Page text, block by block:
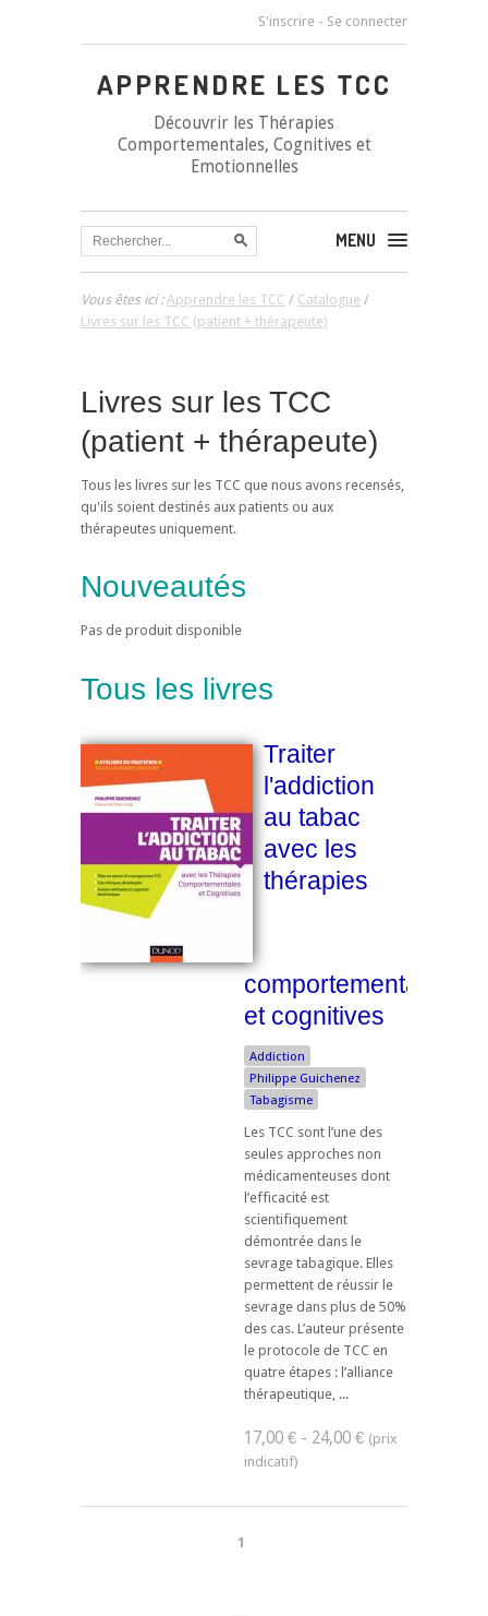
S'inscrire - Se connecter
APPRENDRE LES TCC
Découvrir les Thérapies
Comportementales, Cognitives et
Emotionnelles
MENU
Vous êtes ici :Apprendre les TCC / Catalogue /
Livres sur les TCC (patient + thérapeute)
Livres sur les TCC
(patient + thérapeute)
Tous les livres sur les TCC que nous avons recensés,
qu'ils soient destinés aux patients ou aux
thérapeutes uniquement.
Nouveautés
Pas de produit disponible
Tous les livres
Traiter
l'addiction
au tabac
avec les
thérapies
comportementales
et cognitives
Addiction
Philippe Guichenez
Tabagisme
Les TCC sont l’une des
seules approches non
médicamenteuses dont
l’efficacité est
scientifiquement
démontrée dans le
sevrage tabagique. Elles
permettent de réussir le
sevrage dans plus de 50%
des cas. L’auteur présente
le protocole de TCC en
quatre étapes : l’alliance
thérapeutique, ...
17,00 € - 24,00 €
1